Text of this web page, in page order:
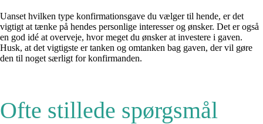
Uanset hvilken type konfirmationsgave du vælger til hende, er det
vigtigt at tænke på hendes personlige interesser og ønsker. Det er også
en god idé at overveje, hvor meget du ønsker at investere i gaven.
Husk, at det vigtigste er tanken og omtanken bag gaven, der vil gøre
den til noget særligt for konfirmanden.
Ofte stillede spørgsmål